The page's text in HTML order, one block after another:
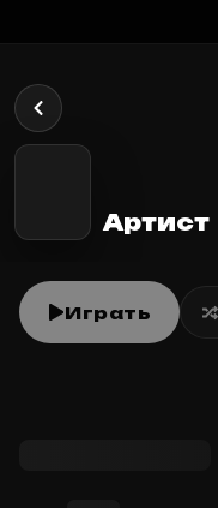
Артист
Играть